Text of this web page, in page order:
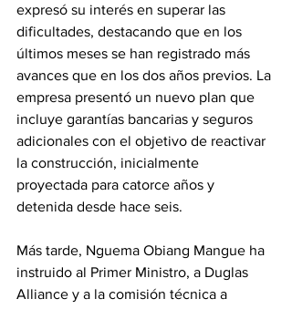
expresó su interés en superar las
dificultades, destacando que en los
últimos meses se han registrado más
avances que en los dos años previos. La
empresa presentó un nuevo plan que
incluye garantías bancarias y seguros
adicionales con el objetivo de reactivar
la construcción, inicialmente
proyectada para catorce años y
detenida desde hace seis.
Más tarde, Nguema Obiang Mangue ha
instruido al Primer Ministro, a Duglas
Alliance y a la comisión técnica a